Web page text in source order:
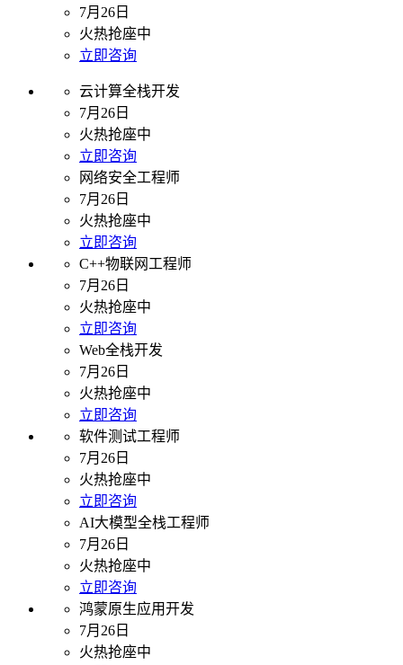
7月26日
火热抢座中
立即咨询
云计算全栈开发
7月26日
火热抢座中
立即咨询
网络安全工程师
7月26日
火热抢座中
立即咨询
C++物联网工程师
7月26日
火热抢座中
立即咨询
Web全栈开发
7月26日
火热抢座中
立即咨询
软件测试工程师
7月26日
火热抢座中
立即咨询
AI大模型全栈工程师
7月26日
火热抢座中
立即咨询
鸿蒙原生应用开发
7月26日
火热抢座中